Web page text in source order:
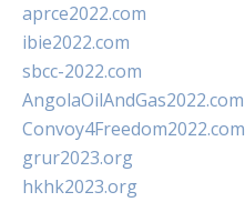
aprce2022.com
ibie2022.com
sbcc-2022.com
AngolaOilAndGas2022.com
Convoy4Freedom2022.com
grur2023.org
hkhk2023.org